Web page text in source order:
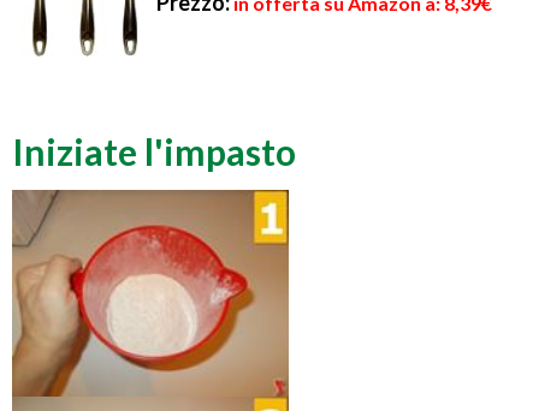
Iniziate l'impasto